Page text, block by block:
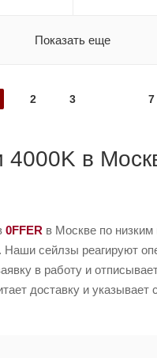
Показать еще
2 3 7
4000K в
0FFER в Москве по
сейлзы реагируют
в работу и
доставку и указывает